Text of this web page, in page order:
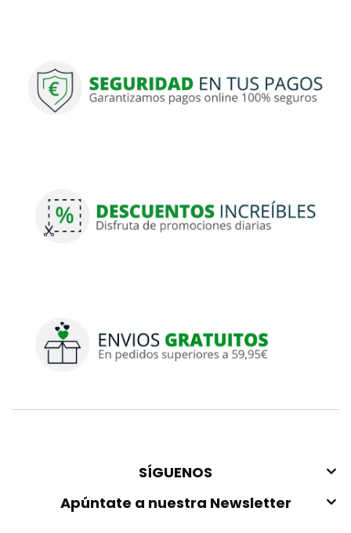
SÍGUENOS
Apúntate a nuestra Newsletter